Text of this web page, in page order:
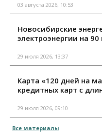
03 августа 2026, 10:53
Новосибирские
электроэнергии на
29 июля 2026, 13:37
Карта «120 дней на
кредитных карт с
29 июля 2026, 09:10
Все материалы